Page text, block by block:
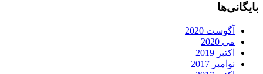
بایگانی‌ها
آگوست 2020
می 2020
اکتبر 2019
نوامبر 2017